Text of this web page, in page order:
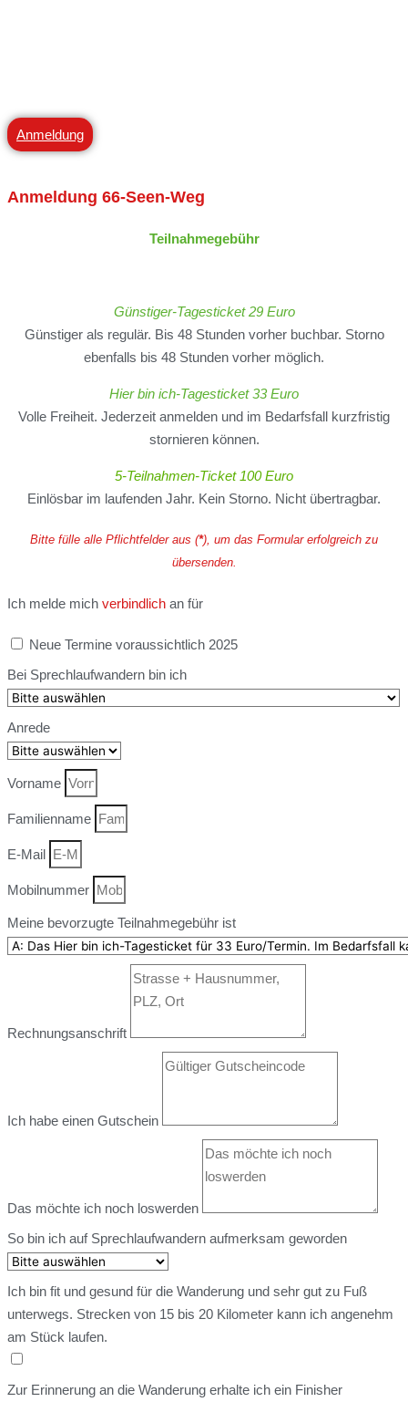
Anmeldung
Anmeldung 66-Seen-Weg
Teilnahmegebühr
Günstiger-Tagesticket 29 Euro
Günstiger als regulär. Bis 48 Stunden vorher buchbar. Storno
ebenfalls bis 48 Stunden vorher möglich.
Hier bin ich-Tagesticket 33 Euro
Volle Freiheit. Jederzeit anmelden und im Bedarfsfall kurzfristig
stornieren können.
5-Teilnahmen-Ticket 100 Euro
Einlösbar im laufenden Jahr. Kein Storno. Nicht übertragbar.
Bitte fülle alle Pflichtfelder aus (*), um das Formular erfolgreich zu
übersenden.
Ich melde mich verbindlich an für
Neue Termine voraussichtlich 2025
Bei Sprechlaufwandern bin ich
Anrede
Vorname
Familienname
E-Mail
Mobilnummer
Meine bevorzugte Teilnahmegebühr ist
Rechnungsanschrift
Ich habe einen Gutschein
Das möchte ich noch loswerden
So bin ich auf Sprechlaufwandern aufmerksam geworden
Ich bin fit und gesund für die Wanderung und sehr gut zu Fuß
unterwegs. Strecken von 15 bis 20 Kilometer kann ich angenehm
am Stück laufen.
Zur Erinnerung an die Wanderung erhalte ich ein Finisher